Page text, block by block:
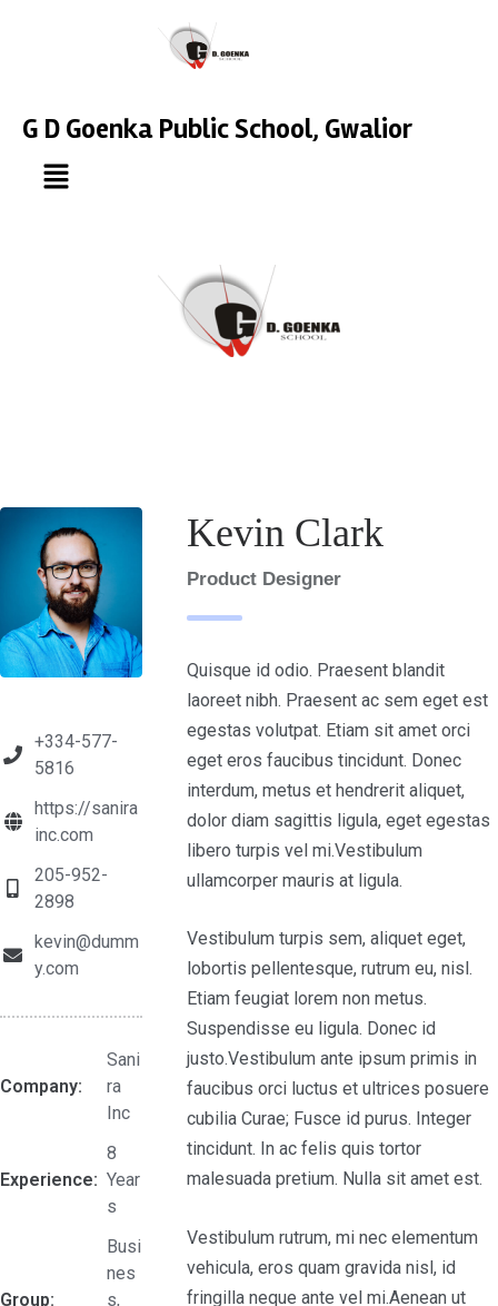
G D Goenka Public School, Gwalior
+334-577-
5816
https://sanira
inc.com
205-952-
2898
kevin@dumm
y.com
Company:
Sani
ra
Inc
Experience:
8
Year
s
Group:
Busi
nes
s,
Kevin Clark
Product Designer
Quisque id odio. Praesent blandit
laoreet nibh. Praesent ac sem eget est
egestas volutpat. Etiam sit amet orci
eget eros faucibus tincidunt. Donec
interdum, metus et hendrerit aliquet,
dolor diam sagittis ligula, eget egestas
libero turpis vel mi.Vestibulum
ullamcorper mauris at ligula.
Vestibulum turpis sem, aliquet eget,
lobortis pellentesque, rutrum eu, nisl.
Etiam feugiat lorem non metus.
Suspendisse eu ligula. Donec id
justo.Vestibulum ante ipsum primis in
faucibus orci luctus et ultrices posuere
cubilia Curae; Fusce id purus. Integer
tincidunt. In ac felis quis tortor
malesuada pretium. Nulla sit amet est.
Vestibulum rutrum, mi nec elementum
vehicula, eros quam gravida nisl, id
fringilla neque ante vel mi.Aenean ut